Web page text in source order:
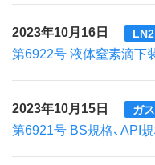
2023年10月16日
第6922号 液体窒素滴下
2023年10月15日 ガ
第6921号 BS規格、API